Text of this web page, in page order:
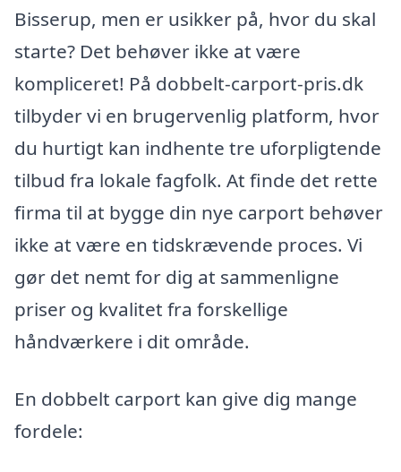
Bisserup, men er usikker på, hvor du skal
starte? Det behøver ikke at være
kompliceret! På dobbelt-carport-pris.dk
tilbyder vi en brugervenlig platform, hvor
du hurtigt kan indhente tre uforpligtende
tilbud fra lokale fagfolk. At finde det rette
firma til at bygge din nye carport behøver
ikke at være en tidskrævende proces. Vi
gør det nemt for dig at sammenligne
priser og kvalitet fra forskellige
håndværkere i dit område.
En dobbelt carport kan give dig mange
fordele: